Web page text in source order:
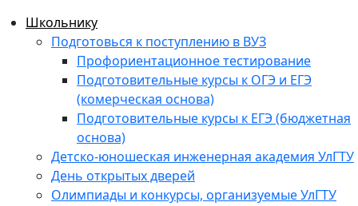
Школьнику
Подготовься к поступлению в ВУЗ
Профориентационное тестирование
Подготовительные курсы к ОГЭ и ЕГЭ
(комерческая основа)
Подготовительные курсы к ЕГЭ (бюджетная
основа)
Детско-юношеская инженерная академия УлГТУ
День открытых дверей
Олимпиады и конкурсы, организуемые УлГТУ